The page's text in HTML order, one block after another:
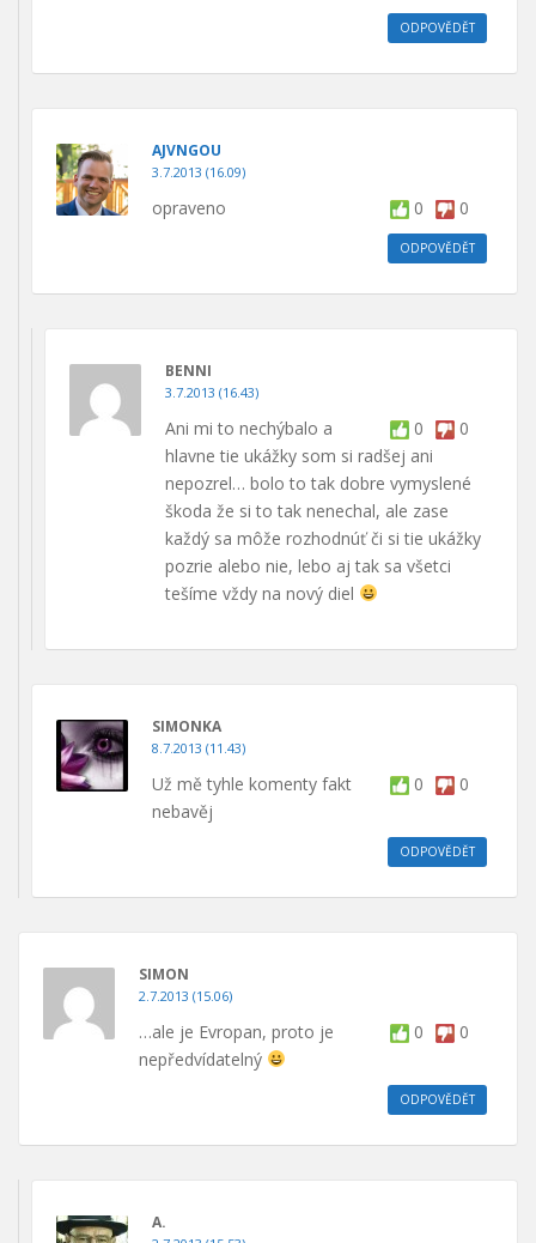
ODPOVĚDĚT
AJVNGOU
3.7.2013 (16.09)
0 0
opraveno
ODPOVĚDĚT
BENNI
3.7.2013 (16.43)
0 0
Ani mi to nechýbalo a
hlavne tie ukážky som si radšej ani
nepozrel… bolo to tak dobre vymyslené
škoda že si to tak nenechal, ale zase
každý sa môže rozhodnúť či si tie ukážky
pozrie alebo nie, lebo aj tak sa všetci
tešíme vždy na nový diel
SIMONKA
8.7.2013 (11.43)
0 0
Už mě tyhle komenty fakt
nebavěj
ODPOVĚDĚT
SIMON
2.7.2013 (15.06)
0 0
…ale je Evropan, proto je
nepředvídatelný
ODPOVĚDĚT
A.